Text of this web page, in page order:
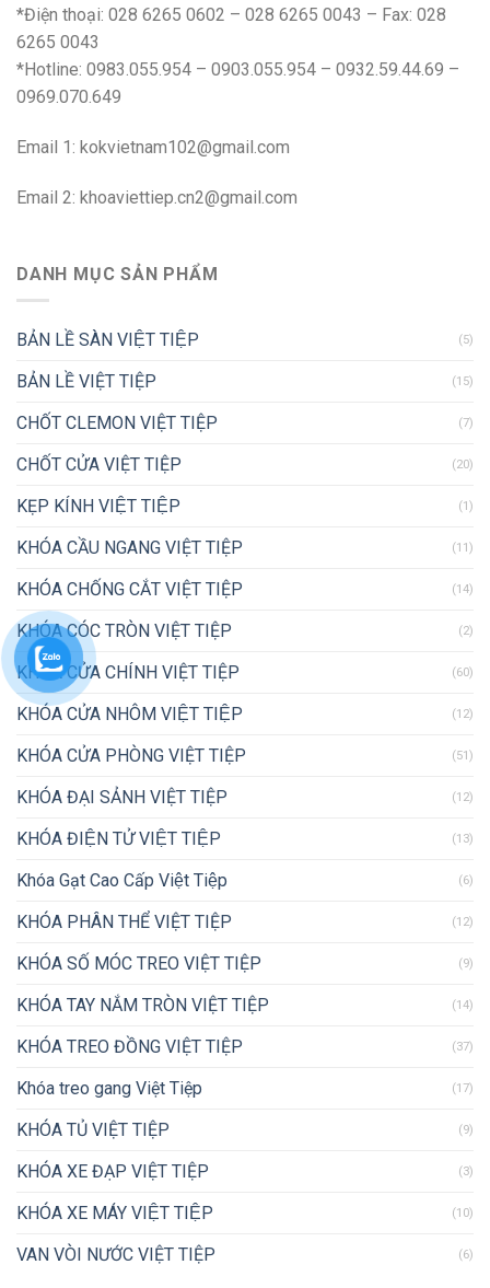
*Điện thoại: 028 6265 0602 – 028 6265 0043 – Fax: 028
6265 0043
*Hotline: 0983.055.954 – 0903.055.954 – 0932.59.44.69 –
0969.070.649
Email 1: kokvietnam102@gmail.com
Email 2: khoaviettiep.cn2@gmail.com
DANH MỤC SẢN PHẨM
BẢN LỀ SÀN VIỆT TIỆP (5)
BẢN LỀ VIỆT TIỆP (15)
CHỐT CLEMON VIỆT TIỆP (7)
CHỐT CỬA VIỆT TIỆP (20)
KẸP KÍNH VIỆT TIỆP (1)
KHÓA CẦU NGANG VIỆT TIỆP (11)
KHÓA CHỐNG CẮT VIỆT TIỆP (14)
KHÓA CÓC TRÒN VIỆT TIỆP (2)
KHÓA CỬA CHÍNH VIỆT TIỆP (60)
KHÓA CỬA NHÔM VIỆT TIỆP (12)
KHÓA CỬA PHÒNG VIỆT TIỆP (51)
KHÓA ĐẠI SẢNH VIỆT TIỆP (12)
KHÓA ĐIỆN TỬ VIỆT TIỆP (13)
Khóa Gạt Cao Cấp Việt Tiệp (6)
KHÓA PHÂN THỂ VIỆT TIỆP (12)
KHÓA SỐ MÓC TREO VIỆT TIỆP (9)
KHÓA TAY NẮM TRÒN VIỆT TIỆP (14)
KHÓA TREO ĐỒNG VIỆT TIỆP (37)
Khóa treo gang Việt Tiệp (17)
KHÓA TỦ VIỆT TIỆP (9)
KHÓA XE ĐẠP VIỆT TIỆP (3)
KHÓA XE MÁY VIỆT TIỆP (10)
VAN VÒI NƯỚC VIỆT TIỆP (6)